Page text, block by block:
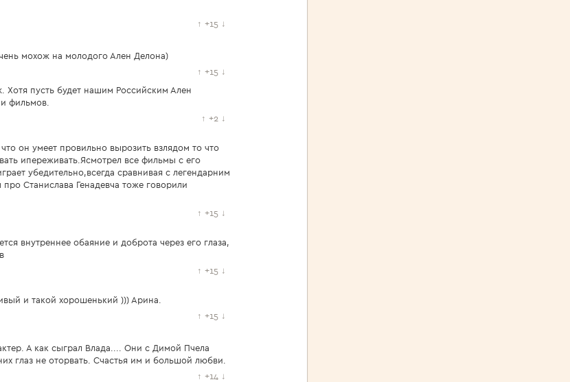
↑ +15 ↓
мохож на молодого Ален Делона)
↑ +15 ↓
пусть будет нашим Российским Ален
фильмов.
↑ +2 ↓
он умеет провильно вырозить взлядом то что
ипереживать.Ясмотрел все фильмы с его
убедительно,всегда сравнивая с легендарним
Станислава Генадевча тоже говорили
↑ +15 ↓
внутреннее обаяние и доброта через его глаза,
↑ +15 ↓
и такой хорошенький ))) Арина.
↑ +15 ↓
А как сыграл Влада.... Они с Димой Пчела
глаз не оторвать. Счастья им и большой любви.
↑ +14 ↓